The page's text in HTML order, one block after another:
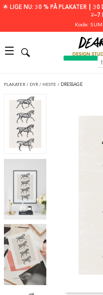
🌟 LIGE NU: 30 % PÅ PLAKATER ┃ 30
2–7
Kode:
PLAKATER / DYR / HESTE / DRESSAGE